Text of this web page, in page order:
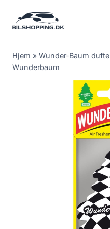
Hjem » Wunder-Baum dufte
Wunderbaum